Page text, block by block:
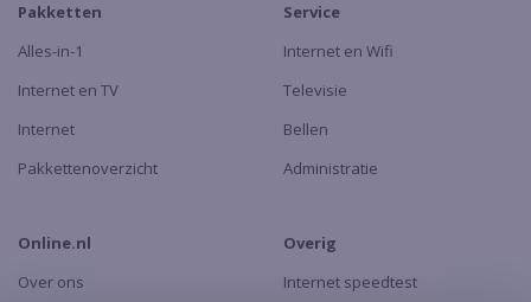
Pakketten
Alles-in-1
Internet en TV
Internet
Pakkettenoverzicht
Service
Internet en Wifi
Televisie
Bellen
Administratie
Online.nl
Over ons
Overig
Internet speedtest